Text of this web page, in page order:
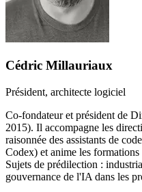
Cédric Millauriaux
Président, architecte logiciel
Co-fondateur et président de
2015). Il accompagne les
raisonnée des assistants de
Codex) et anime les
Sujets de prédilection :
gouvernance de l'IA dans les